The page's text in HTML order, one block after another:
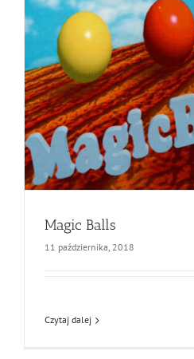
Magic Balls
11 października, 2018
Czytaj dalej